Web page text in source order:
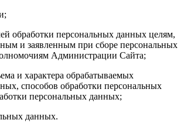
обработки персональных данных целям,
и заявленным при сборе персональных
Администрации Сайта;
и характера обрабатываемых
способов обработки персональных
персональных данных;
данных.